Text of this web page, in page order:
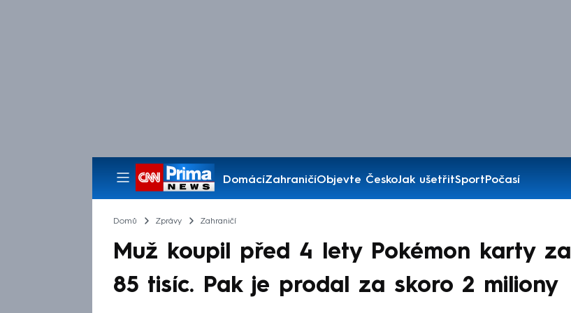
DomácíZahraničíObjevte ČeskoJak ušetřitSportPočasí
Pořady
Domů Zprávy Zahraničí
Muž koupil před 4 lety Pokémon karty za
85 tisíc. Pak je prodal za skoro 2 miliony